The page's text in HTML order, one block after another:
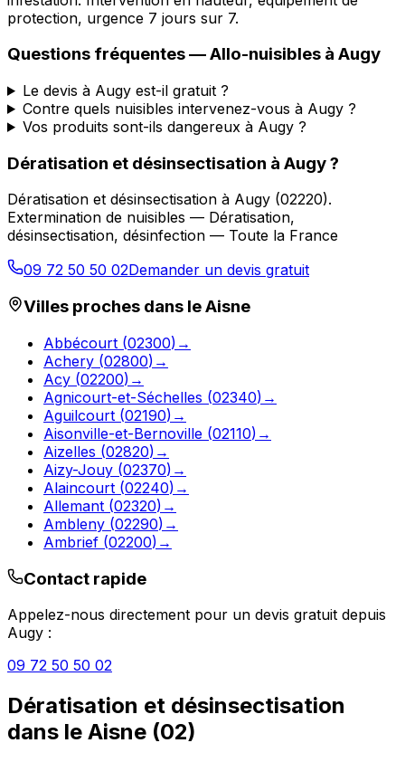
protection, urgence 7 jours sur 7.
Questions fréquentes —Allo-nuisibles à Augy
Le devis à Augy est-il gratuit ?
Contre quels nuisibles intervenez-vous à Augy ?
Vos produits sont-ils dangereux à Augy ?
Dératisation et désinsectisation à Augy?
Dératisation et désinsectisation à Augy (02220).
Extermination de nuisibles — Dératisation,
désinsectisation, désinfection — Toute la France
09 72 50 50 02Demander un devis gratuit
Villes proches dans leAisne
Abbécourt (02300) →
Achery (02800) →
Acy (02200) →
Agnicourt-et-Séchelles (02340) →
Aguilcourt (02190) →
Aisonville-et-Bernoville (02110) →
Aizelles (02820) →
Aizy-Jouy (02370) →
Alaincourt (02240) →
Allemant (02320) →
Ambleny (02290) →
Ambrief (02200) →
Contact rapide
Appelez-nous directement pour un devis gratuit depuis
Augy :
09 72 50 50 02
Dératisation et désinsectisation
dans le Aisne (02)